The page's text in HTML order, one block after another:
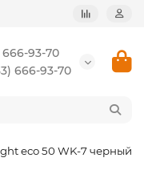
666-93-70
666-93-70
eco 50 WK-7 черный